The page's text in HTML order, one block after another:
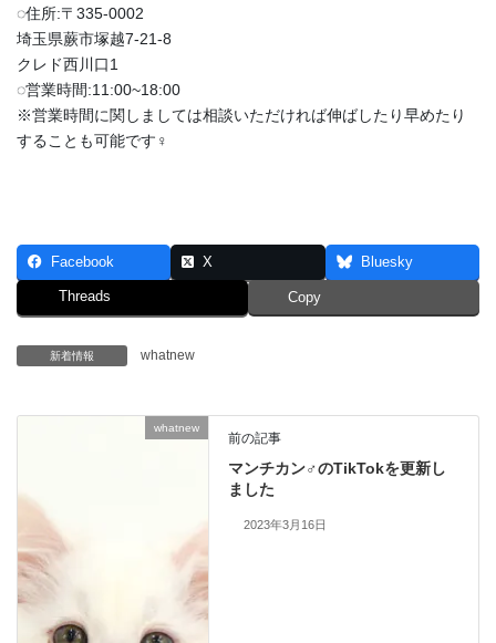
◌住所:〒335-0002
埼玉県蕨市塚越7-21-8
クレド西川口1
◌営業時間:11:00~18:00
※営業時間に関しましては相談いただければ伸ばしたり早めたり
することも可能です‍♀️
Facebook X Bluesky
Threads Copy
新着情報 whatnew
whatnew
前の記事
マンチカン♂のTikTokを更新し
ました
2023年3月16日